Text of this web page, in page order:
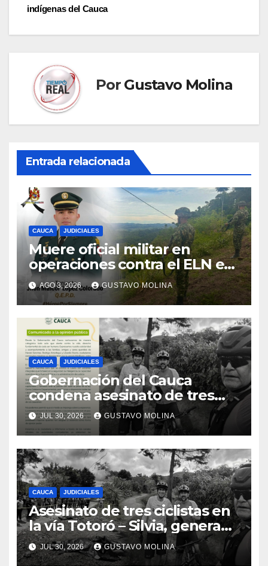
entradas
indígenas del Cauca
Por Gustavo Molina
Entrada relacionada
CAUCA JUDICIALES
Muere oficial militar en
operaciones contra el ELN en
el sur del Cauca
AGO 3, 2026 GUSTAVO MOLINA
CAUCA JUDICIALES
Gobernación del Cauca
condena asesinato de tres
ciudadanos y exige medidas
urgentes al Gobierno
Nacional
JUL 30, 2026 GUSTAVO MOLINA
CAUCA JUDICIALES
Asesinato de tres ciclistas en
la vía Totoró – Silvia, genera
consternación en el Cauca
JUL 30, 2026 GUSTAVO MOLINA